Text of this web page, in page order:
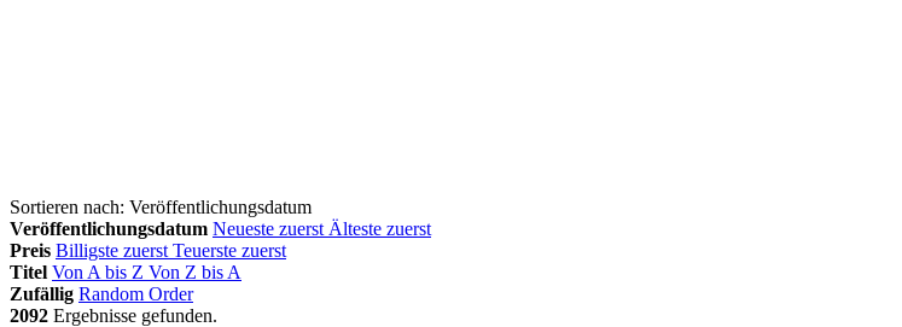
Sortieren nach: Veröffentlichungsdatum
Veröffentlichungsdatum Neueste zuerst Älteste zuerst
Preis Billigste zuerst Teuerste zuerst
Titel Von A bis Z Von Z bis A
Zufällig Random Order
2092 Ergebnisse gefunden.